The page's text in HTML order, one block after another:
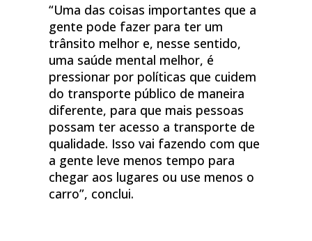
“Uma das coisas importantes que a
gente pode fazer para ter um
trânsito melhor e, nesse sentido,
uma saúde mental melhor, é
pressionar por políticas que cuidem
do transporte público de maneira
diferente, para que mais pessoas
possam ter acesso a transporte de
qualidade. Isso vai fazendo com que
a gente leve menos tempo para
chegar aos lugares ou use menos o
carro”, conclui.